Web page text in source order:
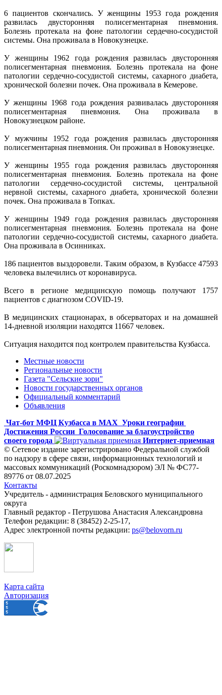
6 пациентов скончались. У женщины 1953 года рождения
развилась двусторонняя полисегментарная пневмония.
Болезнь протекала на фоне патологии сердечно-сосудистой
системы. Она проживала в Новокузнецке.
У женщины 1962 года рождения развилась двусторонняя
полисегментарная пневмония. Болезнь протекала на фоне
патологии сердечно-сосудистой системы, сахарного диабета,
хронической болезни почек. Она проживала в Кемерове.
У женщины 1968 года рождения развивалась двусторонняя
полисегментарная пневмония. Она проживала в
Новокузнецком районе.
У мужчины 1952 года рождения развилась двусторонняя
полисегментарная пневмония. Он проживал в Новокузнецке.
У женщины 1955 года рождения развилась двусторонняя
полисегментарная пневмония. Болезнь протекала на фоне
патологии сердечно-сосудистой системы, центральной
нервной системы, сахарного диабета, хронической болезни
почек. Она проживала в Топках.
У женщины 1949 года рождения развилась двусторонняя
полисегментарная пневмония. Болезнь протекала на фоне
патологии сердечно-сосудистой системы, сахарного диабета.
Она проживала в Осинниках.
186 пациентов выздоровели. Таким образом, в Кузбассе 47593
человека вылечились от коронавируса.
Всего в регионе медицинскую помощь получают 1757
пациентов с диагнозом COVID-19.
В медицинских стационарах, в обсерваторах и на домашней
14-дневной изоляции находятся 11667 человек.
Ситуация находится под контролем правительства Кузбасса.
Местные новости
Региональные новости
Газета "Сельские зори"
Новости государственных органов
Официальный комментарий
Объявления
Чат-бот МФЦ Кузбасса в MAX Уроки географии
Достижения России Голосование за благоустройство
своего города
Интернет-приемная
© Сетевое издание зарегистрировано Федеральной службой
по надзору в сфере связи, информационных технологий и
массовых коммуникаций (Роскомнадзором) ЭЛ № ФС77-
89776 от 08.07.2025
Контакты
Учредитель - администрация Беловского муниципального
округа
Главный редактор - Петрушова Анастасия Александровна
Телефон редакции: 8 (38452) 2-25-17,
Адрес электронной почты редакции: ps@belovorn.ru
Карта сайта
Авторизация